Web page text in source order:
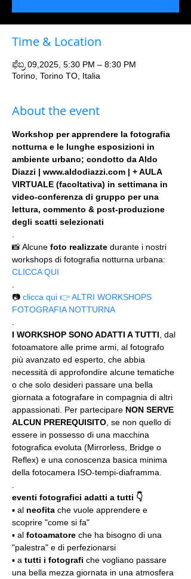
Time & Location
ಫೆಬ್ರ 09,2025, 5:30 PM – 8:30 PM
Torino, Torino TO, Italia
About the event
Workshop per apprendere la fotografia
notturna e le lunghe esposizioni in
ambiente urbano; condotto da Aldo
Diazzi | www.aldodiazzi.com | + AULA
VIRTUALE (facoltativa) in settimana in
video-conferenza di gruppo per una
lettura, commento & post-produzione
degli scatti selezionati
📸 Alcune foto realizzate durante i nostri
workshops di fotografia notturna urbana:
CLICCA QUI
📷 clicca qui 👉 ALTRI WORKSHOPS
FOTOGRAFIA NOTTURNA
I WORKSHOP SONO ADATTI A TUTTI , dal
fotoamatore alle prime armi, al fotografo
più avanzato ed esperto, che abbia
necessità di approfondire alcune tematiche
o che solo desideri passare una bella
giornata a fotografare in compagnia di altri
appassionati. Per partecipare NON SERVE
ALCUN PREREQUISITO , se non quello di
essere in possesso di una macchina
fotografica evoluta (Mirrorless, Bridge o
Reflex) e una conoscenza basica minima
della fotocamera ISO-tempi-diaframma.
eventi fotografici adatti a tutti 👇
▪️ al neofita che vuole apprendere e
scoprire "come si fa"
▪️ al fotoamatore che ha bisogno di una
"palestra" e di perfezionarsi
▪️ a tutti i fotografi che vogliano passare
una bella mezza giornata in una atmosfera